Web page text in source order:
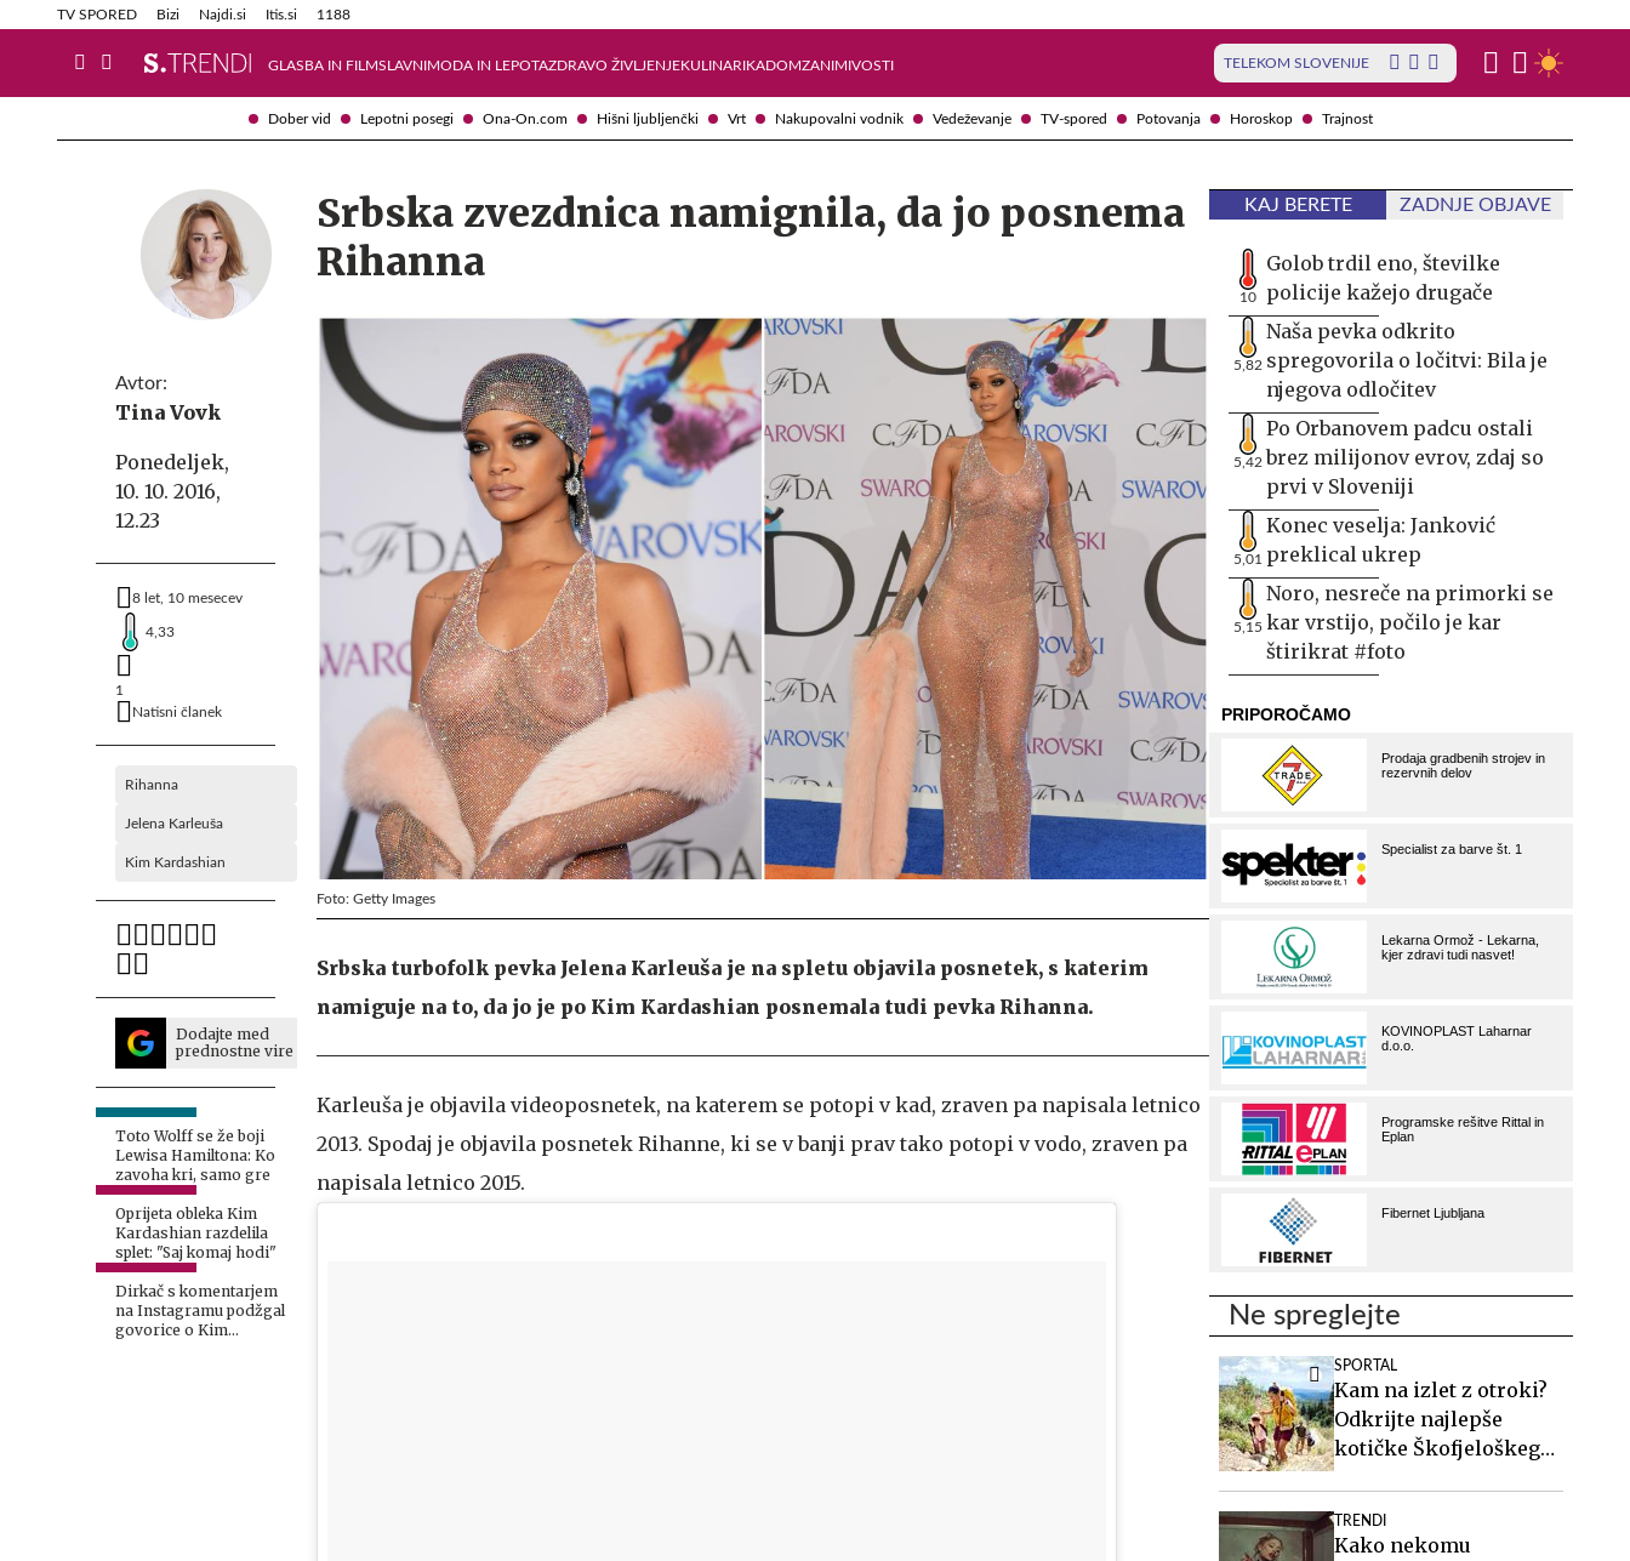
Dober vid Lepotni posegi Ona-On.com Hišni ljubljenčki Vrt Nakupovalni vodnik Vedeževanje TV-spored Potovanja Horoskop Trajnost
TV SPORED Bizi Najdi.si Itis.si 1188
GLASBA IN FILMSLAVNIMODA IN LEPOTAZDRAVO ŽIVLJENJEKULINARIKADOMZANIMIVOSTI TELEKOM SLOVENIJE
Info in obvestila Tehnik
Avtor:
Tina Vovk
Ponedeljek,
10. 10. 2016,
12.23
8 let, 10 mesecev
4,33
1
Natisni članek
Rihanna
Jelena Karleuša
Kim Kardashian
Dodajte med
prednostne vire
Toto Wolff se že boji
Lewisa Hamiltona: Ko
zavoha kri, samo gre
Oprijeta obleka Kim
Kardashian razdelila
splet: "Saj komaj hodi"
Dirkač s komentarjem
na Instagramu podžgal
govorice o Kim
Srbska zvezdnica namignila, da jo posnema
Rihanna
Foto: Getty Images
Srbska turbofolk pevka Jelena Karleuša je na spletu objavila posnetek, s katerim
namiguje na to, da jo je po Kim Kardashian posnemala tudi pevka Rihanna.
Karleuša je objavila videoposnetek, na katerem se potopi v kad, zraven pa napisala letnico
2013. Spodaj je objavila posnetek Rihanne, ki se v banji prav tako potopi v vodo, zraven pa
napisala letnico 2015.
KAJ BERETE ZADNJE OBJAVE
10
Golob trdil eno, številke
policije kažejo drugače
5,82
Naša pevka odkrito
spregovorila o ločitvi: Bila je
njegova odločitev
5,42
Po Orbanovem padcu ostali
brez milijonov evrov, zdaj so
prvi v Sloveniji
5,01
Konec veselja: Janković
preklical ukrep
5,15
Noro, nesreče na primorki se
kar vrstijo, počilo je kar
štirikrat #foto
Ne spreglejte
SPORTAL
Kam na izlet z otroki?
Odkrijte najlepše
kotičke Škofjeloškega
TRENDI
Kako nekomu